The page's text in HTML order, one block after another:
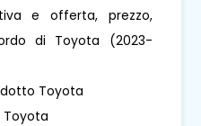
e offerta, prezzo,
di Toyota (2023-
Toyota
Toyota